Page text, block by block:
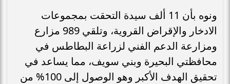
ونوه بأن 11 ألف سيدة التحقت بمجموعات
الادخار والإقراض القروية، وتلقي 989 مزارع
ومزارعة الدعم الفني لزراعة البطاطس في
محافظتي البحيرة وبني سويف، مما يساعد في
تحقيق الهدف الأكبر وهو الوصول إلى 100% من